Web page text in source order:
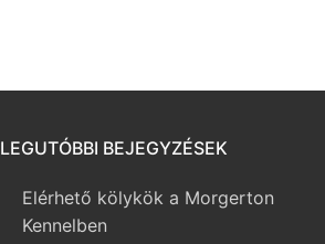
LEGUTÓBBI BEJEGYZÉSEK
Elérhető kölykök a Morgerton
Kennelben